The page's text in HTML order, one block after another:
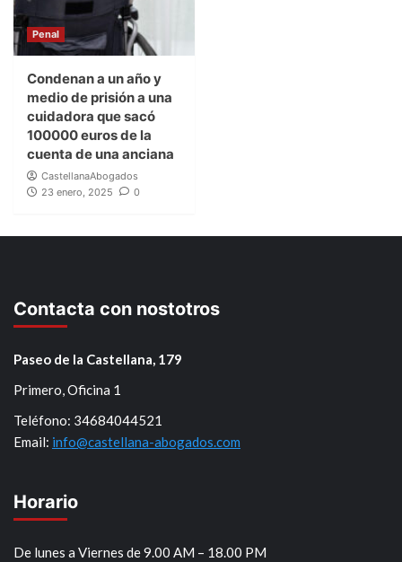
Penal
Condenan a un año y
medio de prisión a una
cuidadora que sacó
100000 euros de la
cuenta de una anciana
CastellanaAbogados
23 enero, 2025
0
Contacta con nostotros
Paseo de la Castellana, 179
Primero, Oficina 1
Teléfono: 34684044521
Email: info@castellana-abogados.com
Horario
De lunes a Viernes de 9.00 AM – 18.00 PM